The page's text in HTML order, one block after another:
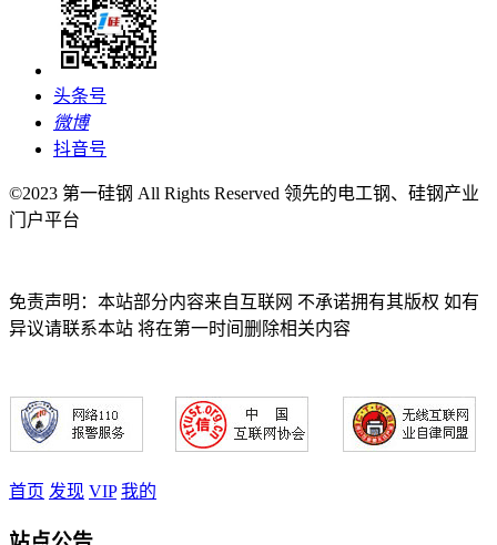
头条号
微博
抖音号
©2023 第一硅钢 All Rights Reserved 领先的电工钢、硅钢产业
门户平台
免责声明：本站部分内容来自互联网 不承诺拥有其版权 如有
异议请联系本站 将在第一时间删除相关内容
首页 发现 VIP 我的